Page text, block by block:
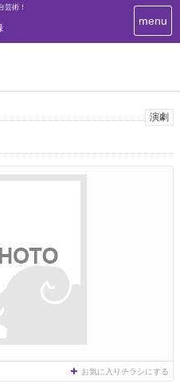
芸術！
T
o
i
menu
演劇
お気に入りチラシにする